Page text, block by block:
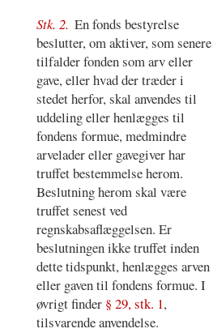
Stk. 2. En fonds bestyrelse
beslutter, om aktiver, som senere
tilfalder fonden som arv eller
gave, eller hvad der træder i
stedet herfor, skal anvendes til
uddeling eller henlægges til
fondens formue, medmindre
arvelader eller gavegiver har
truffet bestemmelse herom.
Beslutning herom skal være
truffet senest ved
regnskabsaflæggelsen. Er
beslutningen ikke truffet inden
dette tidspunkt, henlægges arven
eller gaven til fondens formue. I
øvrigt finder § 29, stk. 1,
tilsvarende anvendelse.